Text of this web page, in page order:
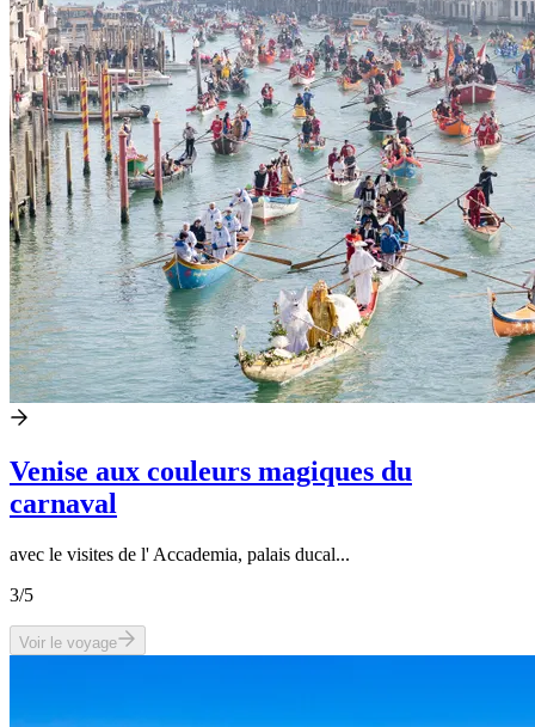
Venise aux couleurs magiques du
carnaval
avec le visites de l' Accademia, palais ducal...
3/5
Voir le voyage